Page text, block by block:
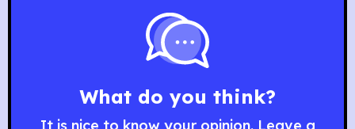
What do you think?